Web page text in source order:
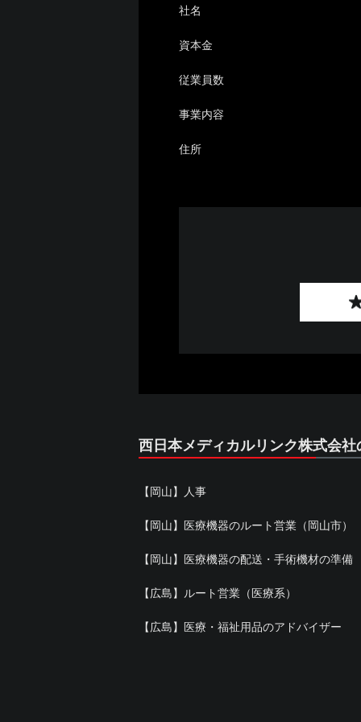
社名
資本金
従業員数
事業内容
住所
西日本メディカルリンク株式会
【岡山】人事
【岡山】医療機器のルート営業（岡山市）
【岡山】医療機器の配送・手術機材の準備
【広島】ルート営業（医療系）
【広島】医療・福祉用品のアドバイザー